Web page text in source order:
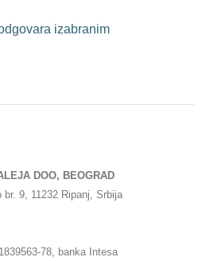
izabranim
DOO, BEOGRAD
9, 11232 Ripanj, Srbija
78, banka Intesa